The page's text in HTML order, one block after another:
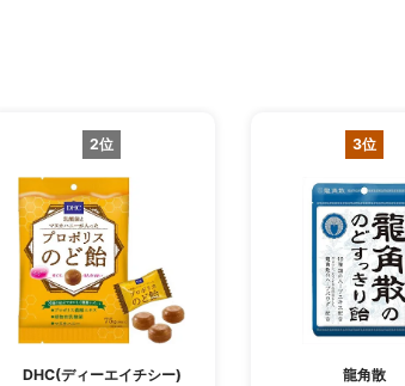
2位
DHC(ディーエイチシー)
3位
龍角散